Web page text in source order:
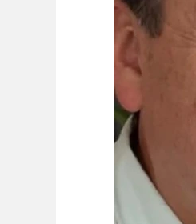
Presidencia 2022
Desarrollo